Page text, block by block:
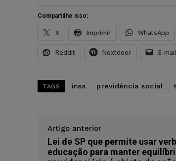
Compartilhe isso:
X Imprimir WhatsApp
Reddit Nextdoor E-mail
TAGS inss previdência social
Artigo anterior
Lei de SP que permite usar
educação para manter